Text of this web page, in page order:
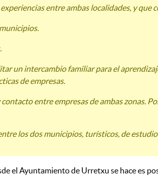
entre ambas localidades, y que
un intercambio familiar para el
de empresas.
entre empresas de ambas zonas.
los dos municipios, turísticos, de
el Ayuntamiento de Urretxu se hace es